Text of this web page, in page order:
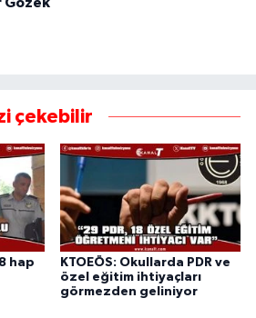
çekebilir
hap
KTOEÖS: Okullarda PDR ve
özel eğitim ihtiyaçları
görmezden geliniyor